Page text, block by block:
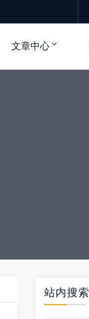
文章中心
站内搜索